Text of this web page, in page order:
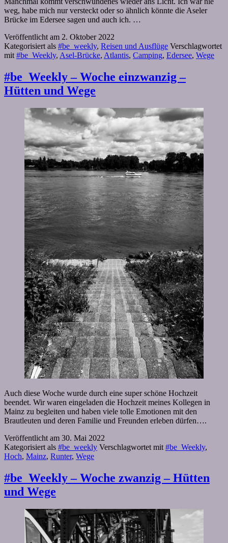
weg, habe mich nur versteckt oder so ähnlich könnte die Aseler
Brücke im Edersee sagen und auch ich. …
Veröffentlicht am 2. Oktober 2022
Kategorisiert als #be_weekly, Reisen und Ausflüge Verschlagwortet
mit #be_Weekly, Asel-Brücke, Atlantis, Camping, Edersee, Wege
#be_Weekly – Woche einzwanzig –
Hütten und Wege
Auch diese Woche wurde durch eine super schöne Hochzeit
beendet. Wir waren eingeladen die Hochzeit meines Kollegen in
Mainz zu begleiten und haben viele tolle Emotionen mit den
Brautleuten und deren Familie und Freunden erleben dürfen….
Veröffentlicht am 30. Mai 2022
Kategorisiert als #be_weekly Verschlagwortet mit #be_Weekly,
Hoch, Mainz, Runter, Wege
#be_Weekly – Woche zwanzig – Hütten
und Wege